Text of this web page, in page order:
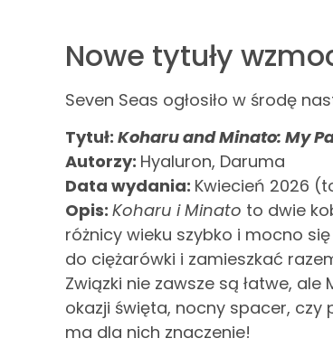
Nowe tytuły
Seven Seas ogłosiło w środę
Tytuł: Koharu and Minato: My
Autorzy: Hyaluron, Daruma
Data wydania: Kwiecień 2026
Opis: Koharu i Minato to dwie
różnicy wieku szybko i mocno
do ciężarówki i zamieszkać
Związki nie zawsze są łatwe,
okazji święta, nocny spacer,
ma dla nich znaczenie!